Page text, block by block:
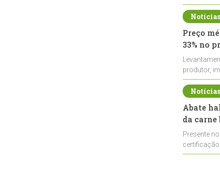
durante a
Preço
33% no
produtor,
de leite cru
Abate
da
Presente